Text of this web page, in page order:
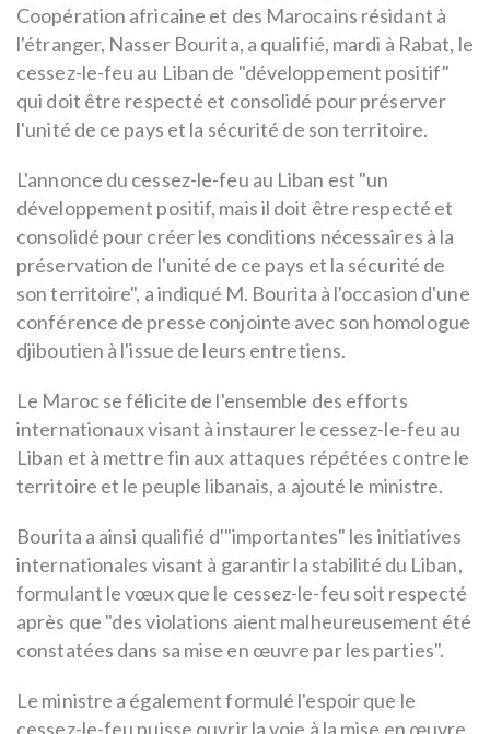
Coopération africaine et des Marocains résidant à
l'étranger, Nasser Bourita, a qualifié, mardi à Rabat, le
cessez-le-feu au Liban de "développement positif"
qui doit être respecté et consolidé pour préserver
l'unité de ce pays et la sécurité de son territoire.
L'annonce du cessez-le-feu au Liban est "un
développement positif, mais il doit être respecté et
consolidé pour créer les conditions nécessaires à la
préservation de l'unité de ce pays et la sécurité de
son territoire", a indiqué M. Bourita à l'occasion d'une
conférence de presse conjointe avec son homologue
djiboutien à l'issue de leurs entretiens.
Le Maroc se félicite de l'ensemble des efforts
internationaux visant à instaurer le cessez-le-feu au
Liban et à mettre fin aux attaques répétées contre le
territoire et le peuple libanais, a ajouté le ministre.
Bourita a ainsi qualifié d'"importantes" les initiatives
internationales visant à garantir la stabilité du Liban,
formulant le vœux que le cessez-le-feu soit respecté
après que "des violations aient malheureusement été
constatées dans sa mise en œuvre par les parties".
Le ministre a également formulé l'espoir que le
cessez-le-feu puisse ouvrir la voie à la mise en œuvre